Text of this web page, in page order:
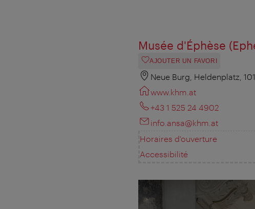
Musée d'Éphèse
AJOUTER UN FAVORI
Neue Burg, Heldenplatz,
www.khm.at
+43 1 525 24 4902
info.ansa@khm.at
Horaires d'ouverture
Accessibilité